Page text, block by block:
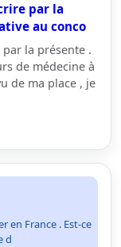
par la
au conco
la présente .
de médecine à
de ma place , je
en France . Est-ce
d